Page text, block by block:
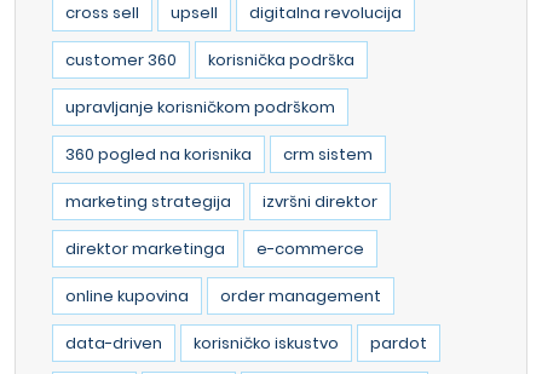
cross sell upsell digitalna revolucija
customer 360 korisnička podrška
upravljanje korisničkom podrškom
360 pogled na korisnika crm sistem
marketing strategija izvršni direktor
direktor marketinga e-commerce
online kupovina order management
data-driven korisničko iskustvo pardot